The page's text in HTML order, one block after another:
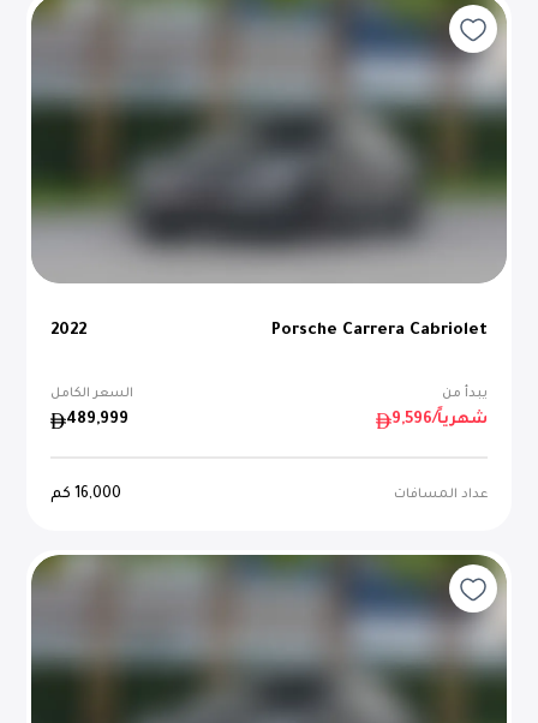
Porsche Carrera Cabriolet
2022
يبدأ من السعر الكامل
9,596 /شهرياً 489,999
عداد المسافات 16,000 كم